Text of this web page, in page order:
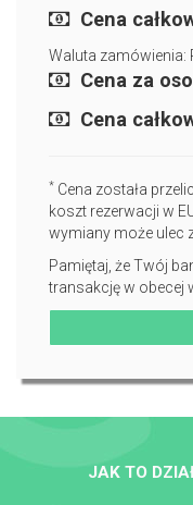
Cena
Waluta zamówienia:
Cena za
Cena
* Cena została
koszt rezerwacji w
wymiany może ulec
Pamiętaj, że Twój
transakcję w obecej
JAK TO